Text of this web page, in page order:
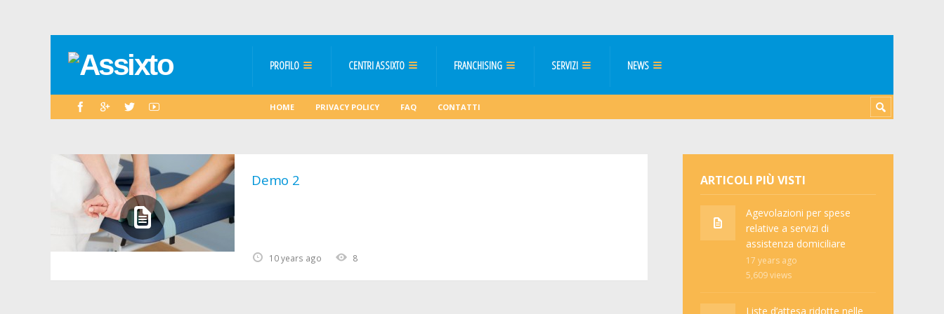
PROFILO CENTRI ASSIXTO FRANCHISING SERVIZI NEWS
HOME PRIVACY POLICY FAQ CONTATTI
10 years ago 8
Demo 2 ARTICOLI PIÙ VISTI
Agevolazioni per spese
relative a servizi di
assistenza domiciliare
17 years ago
5,609views
Liste d’attesa ridotte nelle